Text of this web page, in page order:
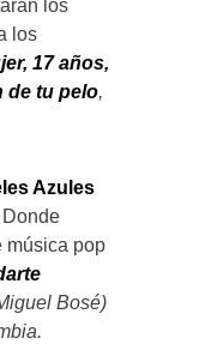
los
los
17 años,
de tu pelo,
Azules
música pop
Bosé)